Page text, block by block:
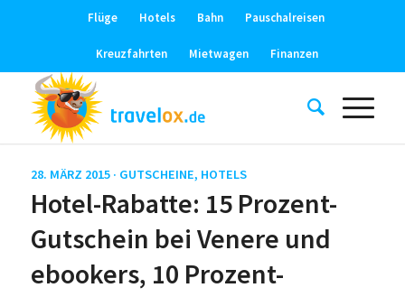
Flüge Hotels Bahn Pauschalreisen
Kreuzfahrten Mietwagen Finanzen
28. MÄRZ 2015 · GUTSCHEINE, HOTELS
Hotel-Rabatte: 15 Prozent-
Gutschein bei Venere und
ebookers, 10 Prozent-